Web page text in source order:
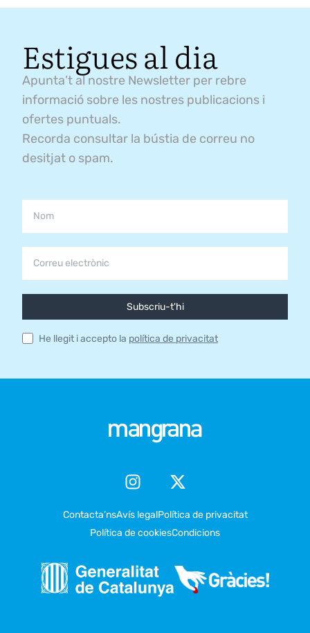
Estigues al dia
Apunta’t al nostre Newsletter per rebre
informació sobre les nostres publicacions i
ofertes puntuals.
Recorda consultar la bústia de correu no
desitjat o spam.
Subscriu-t'hi
He llegit i accepto la política de privacitat
Contacta’nsAvís legalPolítica de privacitat
Política de cookiesCondicions